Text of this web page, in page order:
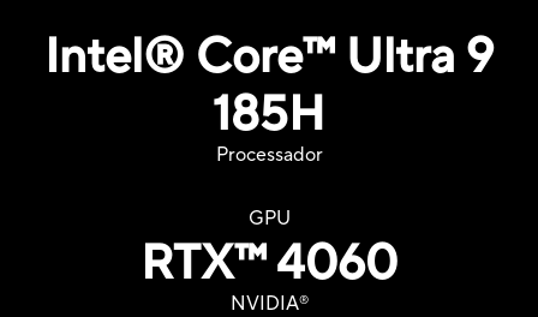
Intel® Core™ Ultra 9
185H
Processador
GPU
RTX™4060
NVIDIA®